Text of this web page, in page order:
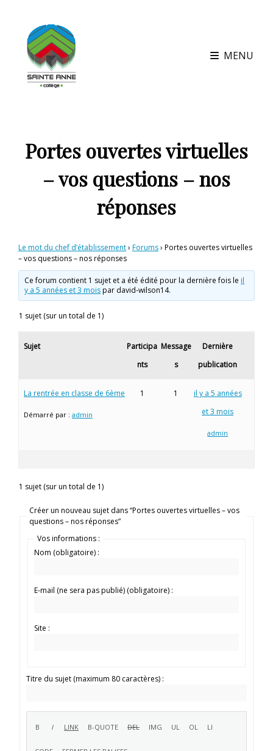
MENU
Portes ouvertes virtuelles
– vos questions – nos
réponses
Le mot du chef d’établissement› Forums› Portes ouvertes virtuelles
– vos questions – nos réponses
Ce forum contient 1 sujet et a été édité pour la dernière fois le il
y a 5 années et 3 moispar david-wilson14.
1 sujet (sur un total de 1)
Sujet
Participa
nts
Message
s
Dernière
publication
La rentrée en classe de 6ème
Démarré par : admin
1 1
il y a 5 années
et 3 mois
admin
1 sujet (sur un total de 1)
Créer un nouveau sujet dans “Portes ouvertes virtuelles – vos
questions – nos réponses”
Vos informations :
Nom (obligatoire) :
E-mail (ne sera pas publié) (obligatoire) :
Site :
Titre du sujet (maximum 80 caractères) :